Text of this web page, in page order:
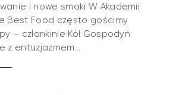
i nowe smaki W Akademii
Best Food często gościmy
– członkinie Kół Gospodyń
z entuzjazmem…